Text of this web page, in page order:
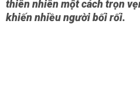
thiên nhiên một cách trọn
khiến nhiều người bối rối.